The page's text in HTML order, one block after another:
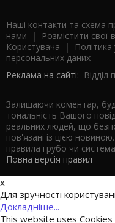
Наші контакти та схема
нами | Розмістити свої
Користувача |
Політика
персональних даних
Реклама на сайті:
Залишаючи коментар,
тональність Вашого
реальних людей, що
пов'язані із цією
правила грубо чи
Повна версія правил
x
Для зручності
Докладніше...
This website uses